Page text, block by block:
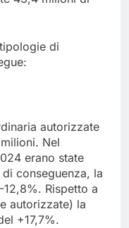
di
autorizzate
Nel
erano state
conseguenza, la
Rispetto a
autorizzate) la
+17,7%.